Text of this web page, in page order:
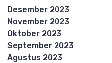
Desember 2023
November 2023
Oktober 2023
September 2023
Agustus 2023